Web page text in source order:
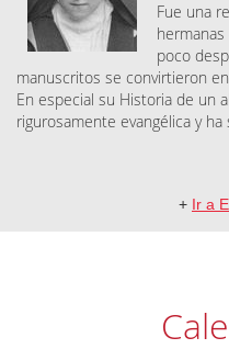
Fue una
poco
manuscritos se convirtieron
En especial su Historia de un
rigurosamente evangélica y
+ Ir a